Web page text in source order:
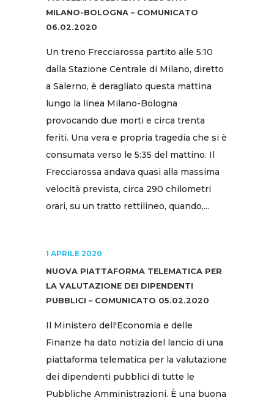
MILANO-BOLOGNA – COMUNICATO
06.02.2020
Un treno Frecciarossa partito alle 5:10
dalla Stazione Centrale di Milano, diretto
a Salerno, è deragliato questa mattina
lungo la linea Milano-Bologna
provocando due morti e circa trenta
feriti. Una vera e propria tragedia che si è
consumata verso le 5:35 del mattino. Il
Frecciarossa andava quasi alla massima
velocità prevista, circa 290 chilometri
orari, su un tratto rettilineo, quando,...
1 APRILE 2020
NUOVA PIATTAFORMA TELEMATICA PER
LA VALUTAZIONE DEI DIPENDENTI
PUBBLICI – COMUNICATO 05.02.2020
Il Ministero dell'Economia e delle
Finanze ha dato notizia del lancio di una
piattaforma telematica per la valutazione
dei dipendenti pubblici di tutte le
Pubbliche Amministrazioni. È una buona